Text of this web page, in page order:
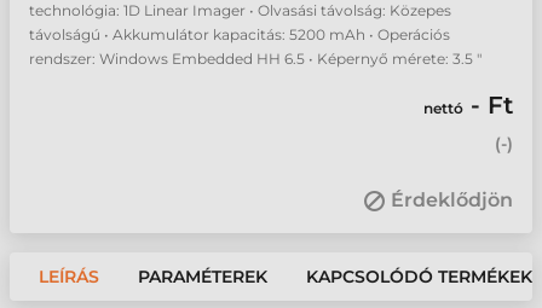
technológia: 1D Linear Imager • Olvasási távolság: Közepes
távolságú • Akkumulátor kapacitás: 5200 mAh • Operációs
rendszer: Windows Embedded HH 6.5 • Képernyő mérete: 3.5 "
nettó - Ft
(-)
Érdeklődjön
LEÍRÁS PARAMÉTEREK KAPCSOLÓDÓ TERMÉKEK